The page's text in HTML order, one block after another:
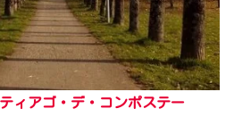
ィアゴ・デ・コンポステー